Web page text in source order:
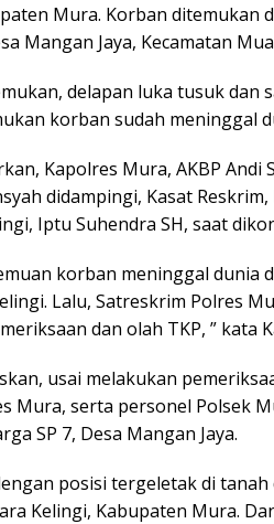
Mura. Korban ditemukan
Mangan Jaya, Kecamatan
delapan luka tusuk dan
korban sudah meninggal
Kapolres Mura, AKBP Andi
didampingi, Kasat
Iptu Suhendra SH, saat
korban meninggal dunia
Lalu, Satreskrim Polres
dan olah TKP, ” kata
usai melakukan
Mura, serta personel Polsek
SP 7, Desa Mangan Jaya.
posisi tergeletak di tanah
Kelingi, Kabupaten Mura.